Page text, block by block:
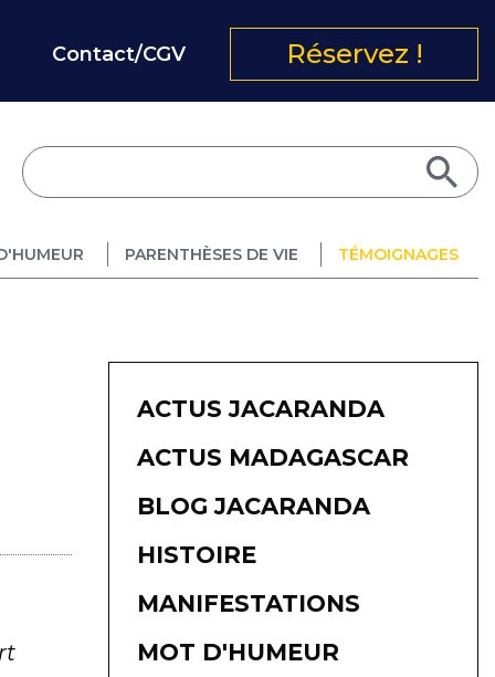
Contact/CGV Réservez !
PARENTHÈSES DE VIE TÉMOIGNAGES
ACTUS JACARANDA
ACTUS MADAGASCAR
BLOG JACARANDA
HISTOIRE
MANIFESTATIONS
MOT D'HUMEUR